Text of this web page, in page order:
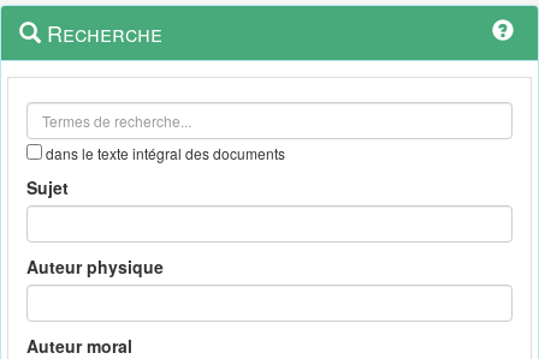
Navigation
outils
Menu
contextuel
Recherche
dans le texte intégral des documents
Sujet
Auteur physique
Auteur moral